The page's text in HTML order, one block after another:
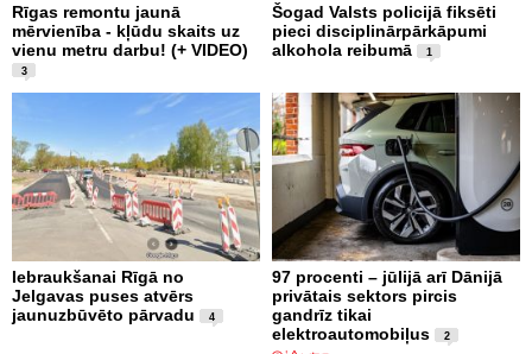
Rīgas remontu jaunā
mērvienība - kļūdu skaits uz
vienu metru darbu! (+ VIDEO)
3
Šogad Valsts policijā fiksēti
pieci disciplinārpārkāpumi
alkohola reibumā
1
Iebraukšanai Rīgā no
Jelgavas puses atvērs
jaunuzbūvēto pārvadu
4
97 procenti – jūlijā arī Dānijā
privātais sektors pircis
gandrīz tikai
elektroautomobiļus
2